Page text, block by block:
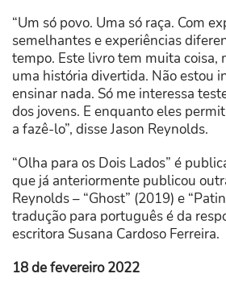
“Um só povo. Uma só raça. Com
semelhantes e experiências
tempo. Este livro tem muita coisa,
uma história divertida. Não estou
ensinar nada. Só me interessa
dos jovens. E enquanto eles
a fazê-lo”, disse Jason Reynolds.
“Olha para os Dois Lados” é
que já anteriormente publicou
Reynolds – “Ghost” (2019) e
tradução para português é da
escritora Susana Cardoso Ferreira.
18 de fevereiro 2022